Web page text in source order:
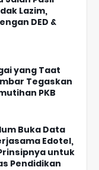
Lazim,
DED &
yang Taat
Tegaskan
PKB
Buka Data
Edotel,
untuk
Pendidikan